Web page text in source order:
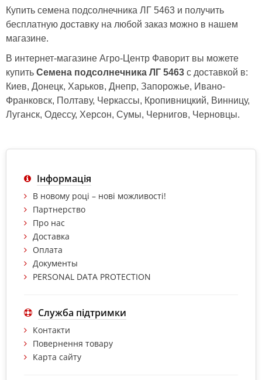
Купить семена подсолнечника ЛГ 5463 и получить
бесплатную доставку на любой заказ можно в нашем
магазине.
В интернет-магазине Агро-Центр Фаворит вы можете
купить Семена подсолнечника ЛГ 5463 с доставкой в:
Киев, Донецк, Харьков, Днепр, Запорожье, Ивано-
Франковск, Полтаву, Черкассы, Кропивницкий, Винницу,
Луганск, Одессу, Херсон, Сумы, Чернигов, Черновцы.
Інформація
В новому році – нові можливості!
Партнерство
Про нас
Доставка
Оплата
Документы
PERSONAL DATA PROTECTION
Служба підтримки
Контакти
Повернення товару
Карта сайту